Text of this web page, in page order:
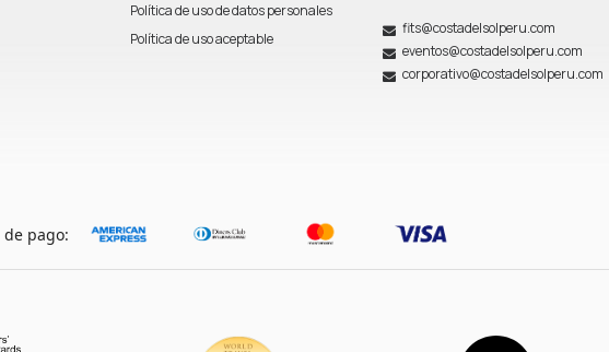
Política de uso de datos personales
Política de uso aceptable
fits@costadelsolperu.com
eventos@costadelsolperu.com
corporativo@costadelsolperu.com
pago: